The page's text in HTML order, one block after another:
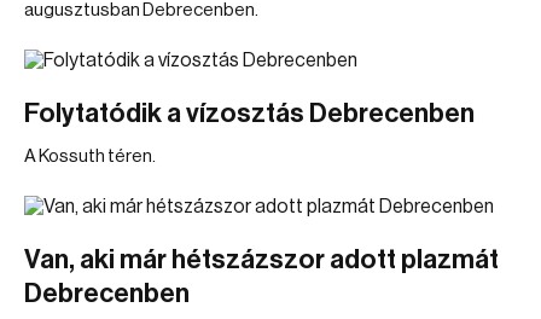
augusztusban Debrecenben.
Folytatódik a vízosztás Debrecenben
A Kossuth téren.
Van, aki már hétszázszor adott plazmát
Debrecenben